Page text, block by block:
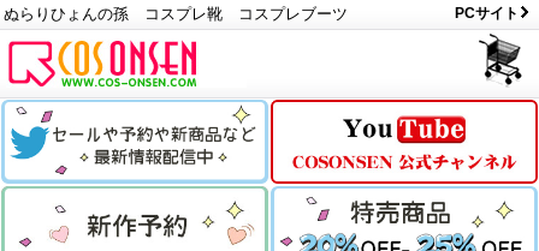
ぬらりひょんの孫 コスプレ靴 コスプレブーツ PCサイト